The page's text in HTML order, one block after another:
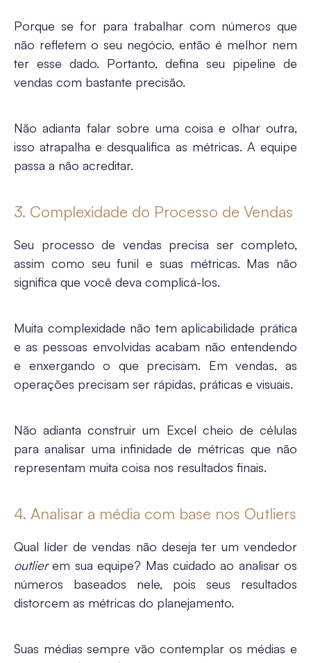
Porque se for para trabalhar com números que
não refletem o seu negócio, então é melhor nem
ter esse dado. Portanto, defina seu pipeline de
vendas com bastante precisão.
Não adianta falar sobre uma coisa e olhar outra,
isso atrapalha e desqualifica as métricas. A equipe
passa a não acreditar.
3. Complexidade do Processo de Vendas
Seu processo de vendas precisa ser completo,
assim como seu funil e suas métricas. Mas não
significa que você deva complicá-los.
Muita complexidade não tem aplicabilidade prática
e as pessoas envolvidas acabam não entendendo
e enxergando o que precisam. Em vendas, as
operações precisam ser rápidas, práticas e visuais.
Não adianta construir um Excel cheio de células
para analisar uma infinidade de métricas que não
representam muita coisa nos resultados finais.
4. Analisar a média com base nos Outliers
Qual líder de vendas não deseja ter um vendedor
outlierem sua equipe? Mas cuidado ao analisar os
números baseados nele, pois seus resultados
distorcem as métricas do planejamento.
Suas médias sempre vão contemplar os médias e